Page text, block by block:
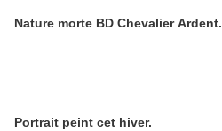
Nature morte BD Chevalier Ardent.
Portrait peint cet hiver.